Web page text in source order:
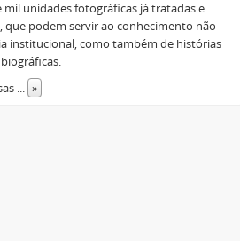
mil unidades fotográficas já tratadas e
que podem servir ao conhecimento não
institucional, como também de histórias
... »